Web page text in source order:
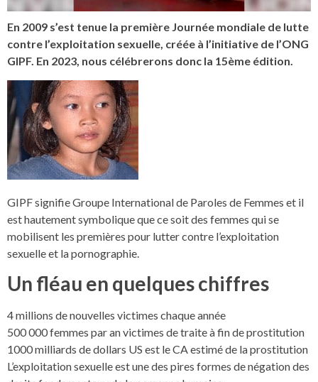
En 2009 s’est tenue la première Journée mondiale de lutte
contre l’exploitation sexuelle, créée à l’initiative de l’ONG
GIPF. En 2023, nous célébrerons donc la 15ème édition.
GIPF signifie Groupe International de Paroles de Femmes et il
est hautement symbolique que ce soit des femmes qui se
mobilisent les premières pour lutter contre l’exploitation
sexuelle et la pornographie.
Un fléau en quelques chiffres
4 millions de nouvelles victimes chaque année
500 000 femmes par an victimes de traite à fin de prostitution
1000 milliards de dollars US est le CA estimé de la prostitution
L’exploitation sexuelle est une des pires formes de négation des